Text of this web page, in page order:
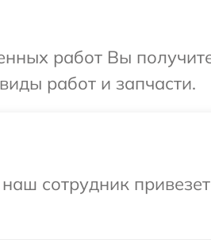
работ Вы
работ и запчасти.
сотрудник привезет